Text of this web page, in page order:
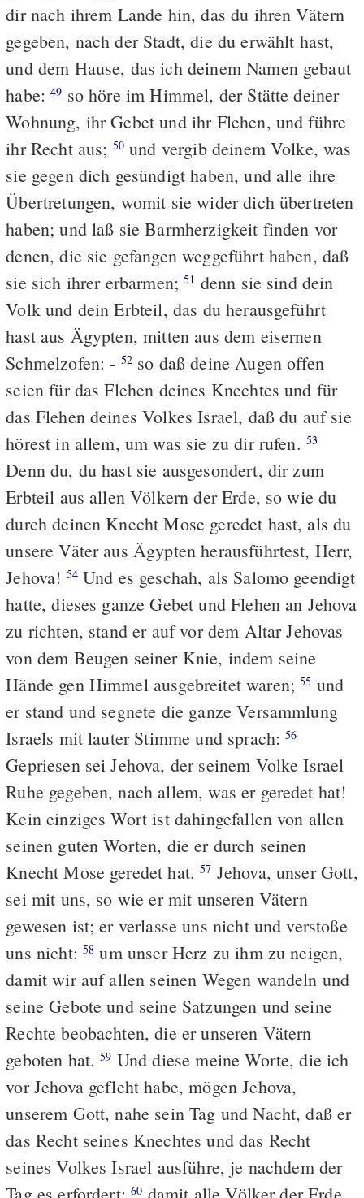
dir nach ihrem Lande hin, das du ihren Vätern
gegeben, nach der Stadt, die du erwählt hast,
und dem Hause, das ich deinem Namen gebaut
habe:49 so höre im Himmel, der Stätte deiner
Wohnung, ihr Gebet und ihr Flehen, und führe
ihr Recht aus; 50und vergib deinem Volke, was
sie gegen dich gesündigt haben, und alle ihre
Übertretungen, womit sie wider dich übertreten
haben; und laß sie Barmherzigkeit finden vor
denen, die sie gefangen weggeführt haben, daß
sie sich ihrer erbarmen;51 denn sie sind dein
Volk und dein Erbteil, das du herausgeführt
hast aus Ägypten, mitten aus dem eisernen
Schmelzofen: - 52so daß deine Augen offen
seien für das Flehen deines Knechtes und für
das Flehen deines Volkes Israel, daß du auf sie
hörest in allem, um was sie zu dir rufen. 53
Denn du, du hast sie ausgesondert, dir zum
Erbteil aus allen Völkern der Erde, so wie du
durch deinen Knecht Mose geredet hast, als du
unsere Väter aus Ägypten herausführtest, Herr,
Jehova! 54Und es geschah, als Salomo geendigt
hatte, dieses ganze Gebet und Flehen an Jehova
zu richten, stand er auf vor dem Altar Jehovas
von dem Beugen seiner Knie, indem seine
Hände gen Himmel ausgebreitet waren;55 und
er stand und segnete die ganze Versammlung
Israels mit lauter Stimme und sprach:56
Gepriesen sei Jehova, der seinem Volke Israel
Ruhe gegeben, nach allem, was er geredet hat!
Kein einziges Wort ist dahingefallen von allen
seinen guten Worten, die er durch seinen
Knecht Mose geredet hat.57 Jehova, unser Gott,
sei mit uns, so wie er mit unseren Vätern
gewesen ist; er verlasse uns nicht und verstoße
uns nicht: 58 um unser Herz zu ihm zu neigen,
damit wir auf allen seinen Wegen wandeln und
seine Gebote und seine Satzungen und seine
Rechte beobachten, die er unseren Vätern
geboten hat.59 Und diese meine Worte, die ich
vor Jehova gefleht habe, mögen Jehova,
unserem Gott, nahe sein Tag und Nacht, daß er
das Recht seines Knechtes und das Recht
seines Volkes Israel ausführe, je nachdem der
60